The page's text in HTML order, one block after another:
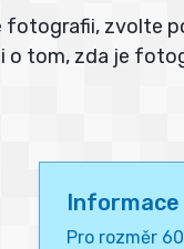
fotografii, zvolte
tom, zda je
Pro rozměr